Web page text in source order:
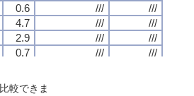
0.6 ///
///
4.7 ///
///
2.9 ///
///
0.7 ///
///
1.6
0.6 ///
///
4.7 ///
///
2.9 ///
///
0.7 ///
///
1.6
0.6 ///
///
4.7 ///
///
2.9 ///
///
0.7 ///
///
1.6
0.6 ///
///
4.7 ///
///
2.9 ///
///
0.7 ///
///
1.6
較できま